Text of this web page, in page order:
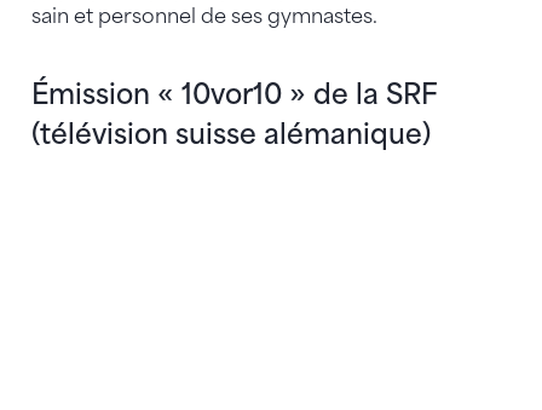
sain et personnel de ses gymnastes.
Émission « 10vor10 » de la SRF
(télévision suisse alémanique)